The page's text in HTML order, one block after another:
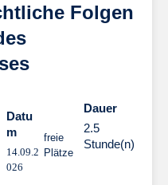
Folgen
Datu
m
14.09.2
026
freie
Plätze
Dauer
2.5
Stunde(n)